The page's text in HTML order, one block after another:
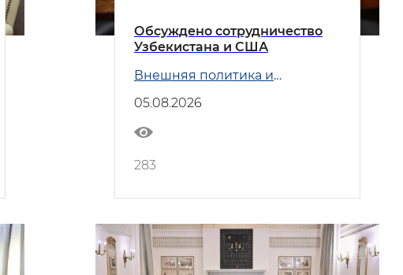
Обсуждено сотрудничество
Узбекистана и США
Внешняя политика и
05.08.2026
283